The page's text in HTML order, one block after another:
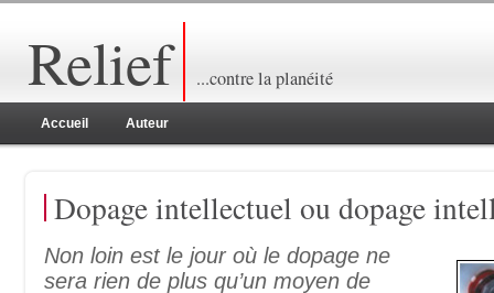
Relief ...contre la planéité
Accueil Auteur
Dopage intellectuel ou dopage
Non loin est le jour où le dopage ne
sera rien de plus qu’un moyen de